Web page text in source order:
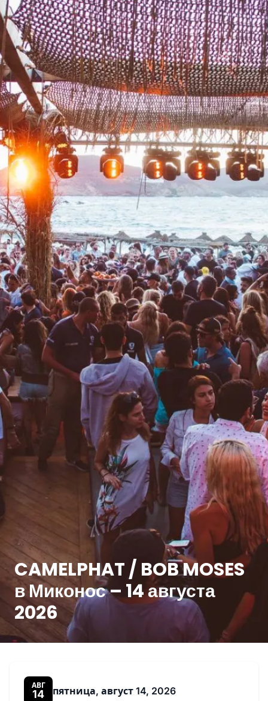
CAMELPHAT / BOB MOSES
в Миконос – 14 августа
2026
АВГ
14 пятница, август 14, 2026